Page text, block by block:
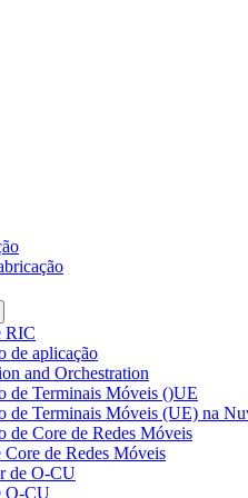
RIC
de aplicação
and Orchestration
de Terminais Móveis ()UE
de Terminais Móveis (UE) na
de Core de Redes Móveis
Core de Redes Móveis
de O-CU
O-CU